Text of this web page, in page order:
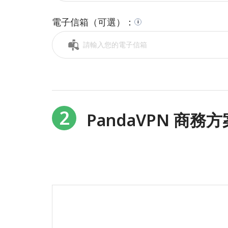
電子信箱（可選）： i
2 PandaVPN 商務方